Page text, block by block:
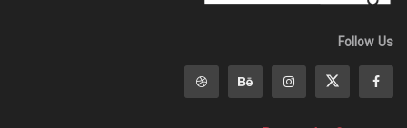
Follow Us